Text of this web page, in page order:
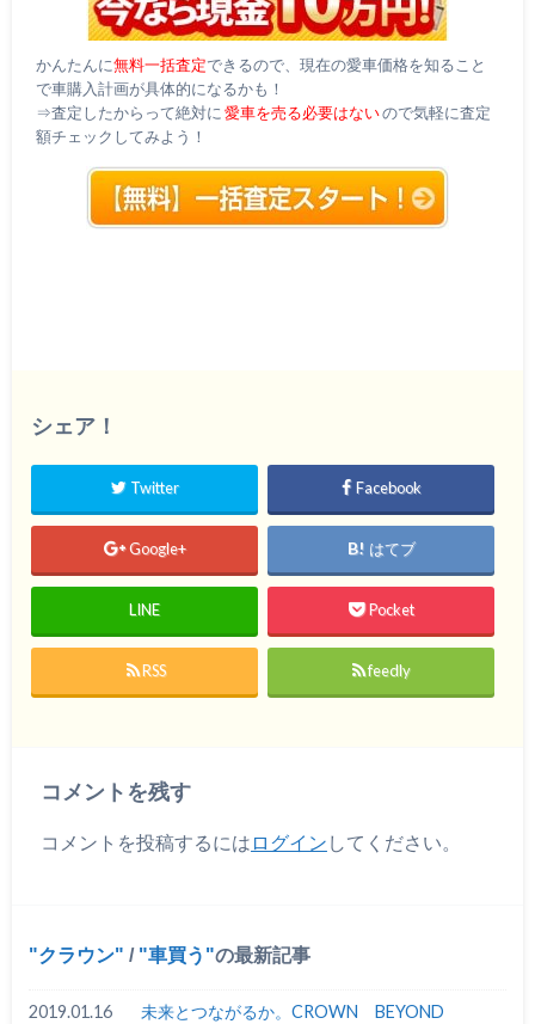
かんたんに無料一括査定できるので、現在の愛車価格を知ること
で車購入計画が具体的になるかも！
⇒査定したからって絶対に 愛車を売る必要はないので気軽に査定
額チェックしてみよう！
シェア！
Twitter Facebook
Google+ はてブ
LINE Pocket
RSS feedly
コメントを残す
コメントを投稿するには ログイン してください。
クラウン / 車買う の最新記事
2019.01.16 未来とつながるか。CROWN BEYOND